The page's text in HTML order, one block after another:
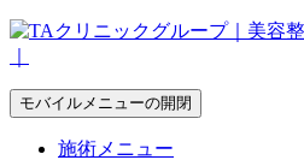
モバイルメニューの開閉
施術メニュー